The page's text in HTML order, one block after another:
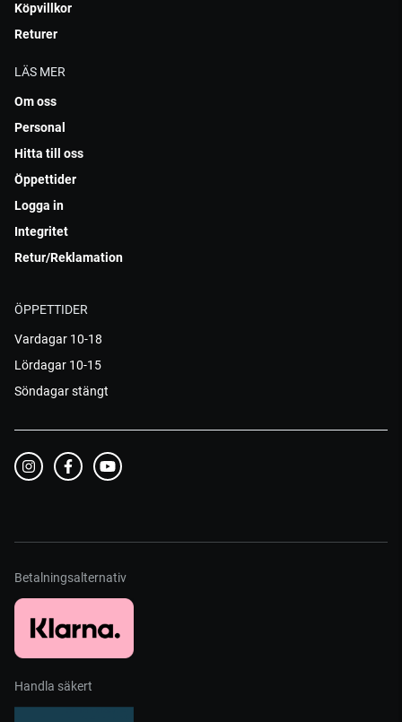
Köpvillkor
Returer
LÄS MER
Om oss
Personal
Hitta till oss
Öppettider
Logga in
Integritet
Retur/Reklamation
ÖPPETTIDER
Vardagar 10-18
Lördagar 10-15
Söndagar stängt
Betalningsalternativ
Handla säkert